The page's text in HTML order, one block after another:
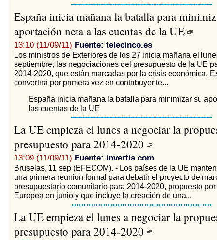
España inicia mañana la batalla para
aportación neta a las cuentas de la UE
13:10 (11/09/11) Fuente: telecinco.es
Los ministros de Exteriores de los 27 inicia mañana el
septiembre, las negociaciones del presupuesto de la UE
2014-2020, que están marcadas por la crisis económica.
convertirá por primera vez en contribuyente...
España inicia mañana la batalla para minimizar su
las cuentas de la UE
La UE empieza el lunes a negociar la
presupuesto para 2014-2020
13:09 (11/09/11) Fuente: invertia.com
Bruselas, 11 sep (EFECOM). - Los países de la UE
una primera reunión formal para debatir el proyecto de
presupuestario comunitario para 2014-2020, propuesto
Europea en junio y que incluye la creación de una...
La UE empieza el lunes a negociar la
presupuesto para 2014-2020